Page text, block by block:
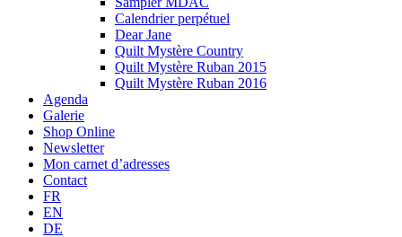
Calendrier perpétuel
Dear Jane
Quilt Mystère Country
Quilt Mystère Ruban 2015
Quilt Mystère Ruban 2016
Agenda
Galerie
Shop Online
Newsletter
Mon carnet d’adresses
Contact
FR
EN
DE